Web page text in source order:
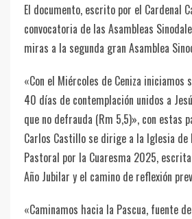
El documento, escrito por el Cardenal
convocatoria de las Asambleas
miras a la segunda gran Asamblea
«Con el Miércoles de Ceniza iniciamos
40 días de contemplación unidos a
que no defrauda (Rm 5,5)», con estas
Carlos Castillo se dirige a la Iglesia de
Pastoral por la Cuaresma 2025,
Año Jubilar y el camino de reflexión
«Caminamos hacia la Pascua, fuente